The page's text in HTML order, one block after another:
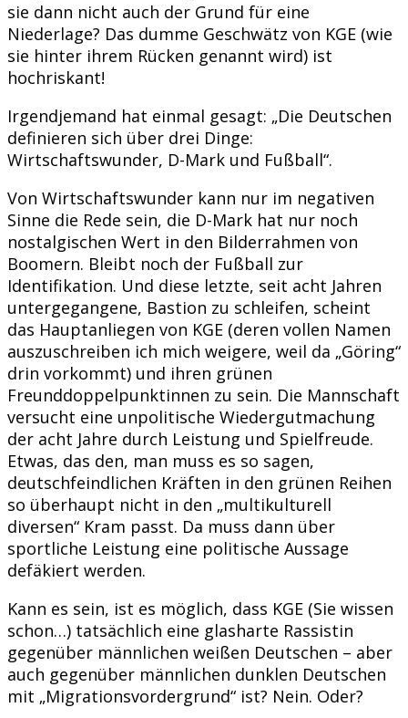
sie dann nicht auch der Grund für eine
Niederlage? Das dumme Geschwätz von KGE (wie
sie hinter ihrem Rücken genannt wird) ist
hochriskant!
Irgendjemand hat einmal gesagt: „Die Deutschen
definieren sich über drei Dinge:
Wirtschaftswunder, D-Mark und Fußball“.
Von Wirtschaftswunder kann nur im negativen
Sinne die Rede sein, die D-Mark hat nur noch
nostalgischen Wert in den Bilderrahmen von
Boomern. Bleibt noch der Fußball zur
Identifikation. Und diese letzte, seit acht Jahren
untergegangene, Bastion zu schleifen, scheint
das Hauptanliegen von KGE (deren vollen Namen
auszuschreiben ich mich weigere, weil da „Göring“
drin vorkommt) und ihren grünen
Freunddoppelpunktinnen zu sein. Die Mannschaft
versucht eine unpolitische Wiedergutmachung
der acht Jahre durch Leistung und Spielfreude.
Etwas, das den, man muss es so sagen,
deutschfeindlichen Kräften in den grünen Reihen
so überhaupt nicht in den „multikulturell
diversen“ Kram passt. Da muss dann über
sportliche Leistung eine politische Aussage
defäkiert werden.
Kann es sein, ist es möglich, dass KGE (Sie wissen
schon…) tatsächlich eine glasharte Rassistin
gegenüber männlichen weißen Deutschen – aber
auch gegenüber männlichen dunklen Deutschen
mit „Migrationsvordergrund“ ist? Nein. Oder?